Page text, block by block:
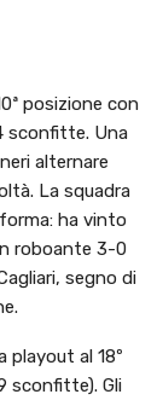
posizione con
sconfitte. Una
alternare
La squadra
ha vinto
roboante 3-0
segno di
playout al 18º
sconfitte). Gli